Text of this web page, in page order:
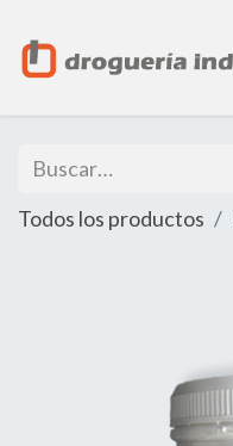
Todos los productos